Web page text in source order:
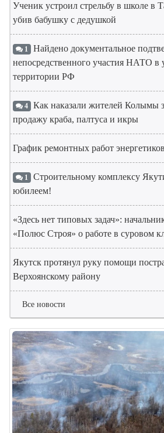
Ученик устроил стрельбу в школе в
убив бабушку с дедушкой
1 Найдено документальное
непосредственного участия НАТО в
территории РФ
4 Как наказали жителей Колымы
продажу краба, палтуса и икры
График ремонтных работ
1 Строительному комплексу
юбилеем!
«Здесь нет типовых задач»:
«Полюс Строя» о работе в суровом
Якутск протянул руку помощи
Верхоянскому району
Все новости